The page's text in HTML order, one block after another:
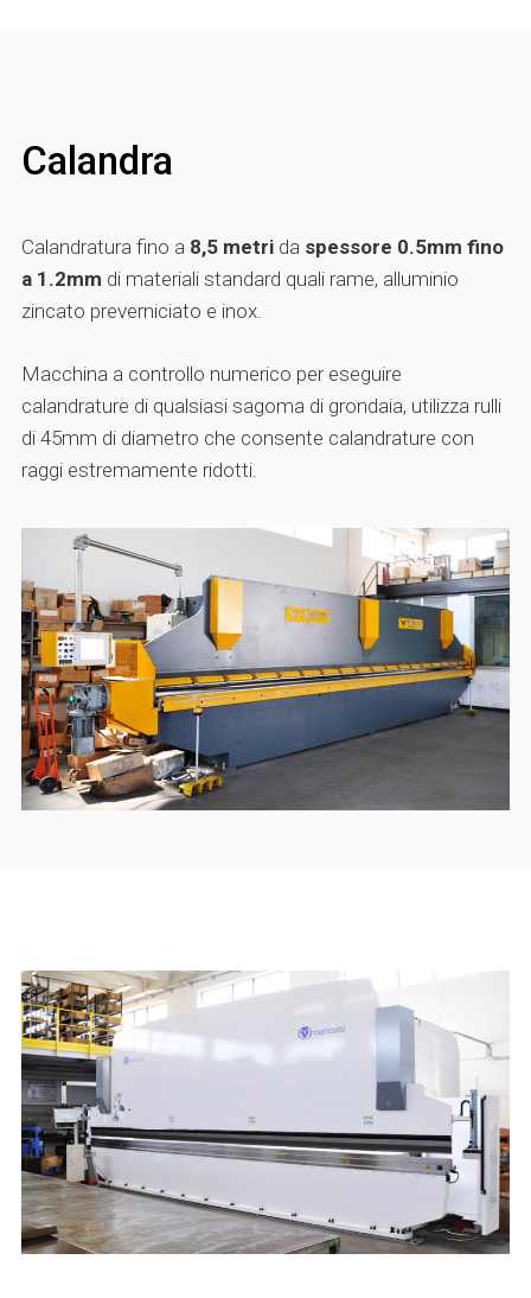
Calandra
Calandratura fino a 8,5 metridaspessore 0.5mm fino
a 1.2mm di materiali standard quali rame, alluminio
zincato preverniciato e inox.
Macchina a controllo numerico per eseguire
calandrature di qualsiasi sagoma di grondaia, utilizza rulli
di 45mm di diametro che consente calandrature con
raggi estremamente ridotti.